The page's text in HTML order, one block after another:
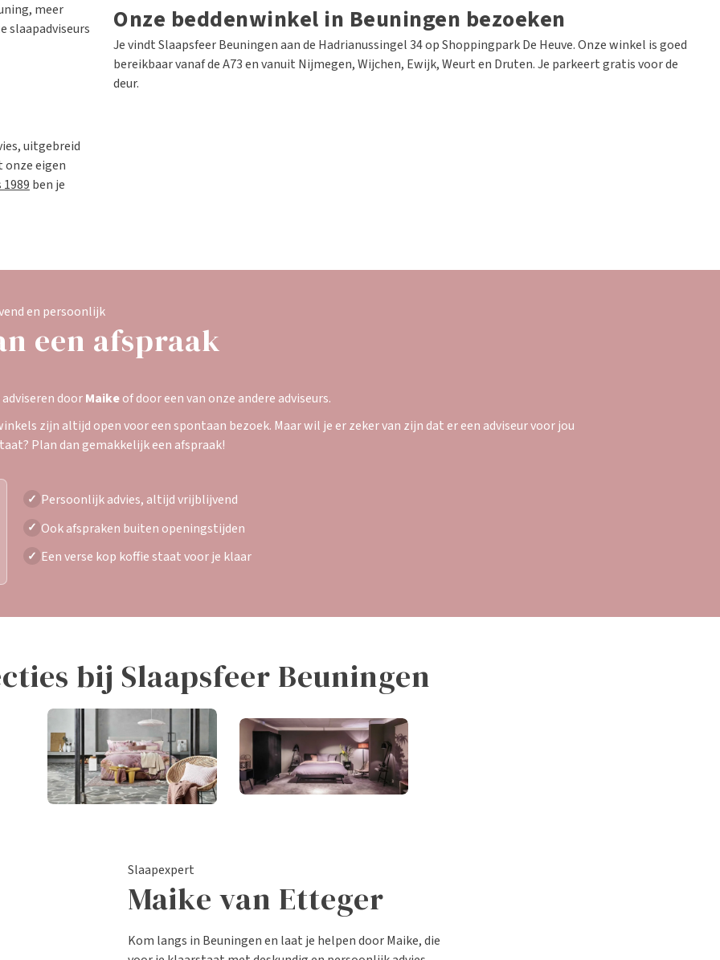
meer
slaapadviseurs
uitgebreid
onze eigen
1989 ben je
Onze beddenwinkel in Beuningen bezoeken
Je vindt Slaapsfeer Beuningen aan de Hadrianussingel 34 op Shoppingpark De Heuve. Onze winkel is goed
bereikbaar vanaf de A73 en vanuit Nijmegen, Wijchen, Ewijk, Weurt en Druten. Je parkeert gratis voor de
deur.
en persoonlijk
een afspraak
doorMaikeof door een van onze andere adviseurs.
zijn altijd open voor een spontaan bezoek. Maar wil je er zeker van zijn dat er een adviseur voor jou
Plan dan gemakkelijk een afspraak!
✓ Persoonlijk advies, altijd vrijblijvend
✓ Ook afspraken buiten openingstijden
✓ Een verse kop koffie staat voor je klaar
bij Slaapsfeer Beuningen
Slaapexpert
Maike van Etteger
Kom langs in Beuningen en laat je helpen door Maike, die